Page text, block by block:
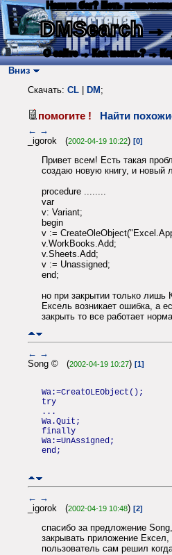
Нашли баг? Есть
DMSearch→
О сайте → Как искать? →
Вниз
Скачать: CL DM ;
помогите ! Найти
← →
_igorok (2002-04-19 10:22) [0]
Привет всем! Есть такая
создаю новую книгу, и новый
procedure ........
var
v: Variant;
begin
v :=
v.WorkBooks.Add;
v.Sheets.Add;
v := Unassigned;
end;
но при закрытии только лишь
Ексель возникает ошибка, а
закрыть то все работает
← →
Song © (2002-04-19 10:27) [1]
Wa:=CreatOLEObject();
try
...
Wa.Quit;
finally
Wa:=UnAssigned;
end;
← →
_igorok (2002-04-19 10:48) [2]
спасибо за предложение
закрывать приложение
пользователь сам решил